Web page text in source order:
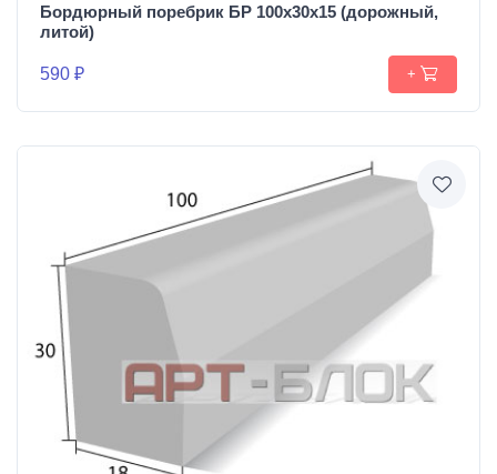
Бордюрный поребрик БР 100х30х15 (дорожный,
литой)
590 ₽ +